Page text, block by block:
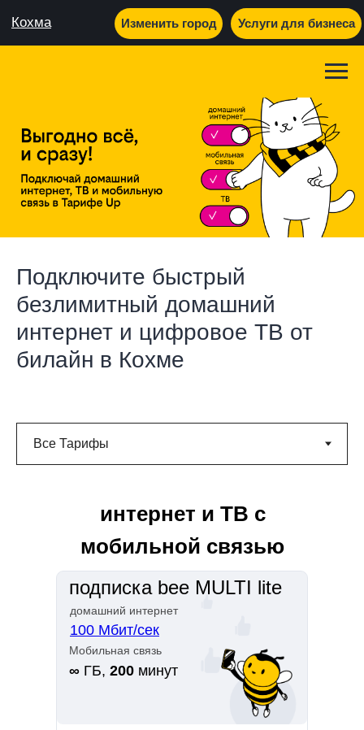
Кохма Изменить город Услуги для бизнеса
Подключите быстрый
безлимитный домашний
интернет и цифровое ТВ от
билайн в Кохме
интернет и ТВ с
мобильной связью
подписка bee MULTI lite
домашний интернет
Мобильная связь
100 Мбит/сек
∞ ГБ, 200 минут